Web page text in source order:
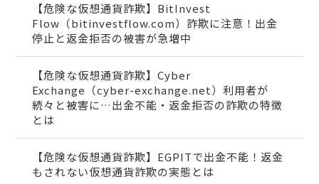
【危険な仮想通貨詐欺】BitInvest
Flow（bitinvestflow.com）詐欺に注意！出金
停止と返金拒否の被害が急増中
【危険な仮想通貨詐欺】Cyber
Exchange（cyber-exchange.net）利用者が
続々と被害に…出金不能・返金拒否の詐欺の特徴
とは
【危険な仮想通貨詐欺】EGPITで出金不能！返金
もされない仮想通貨詐欺の実態とは